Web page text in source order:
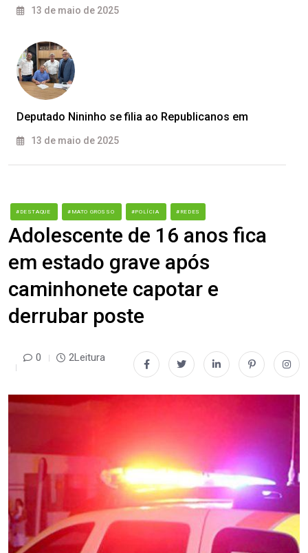
13 de maio de 2025
Deputado Nininho se filia ao Republicanos em
13 de maio de 2025
#DESTAQUE #MATO GROSSO #POLÍCIA #REDES
Adolescente de 16 anos fica
em estado grave após
caminhonete capotar e
derrubar poste
0 2Leitura